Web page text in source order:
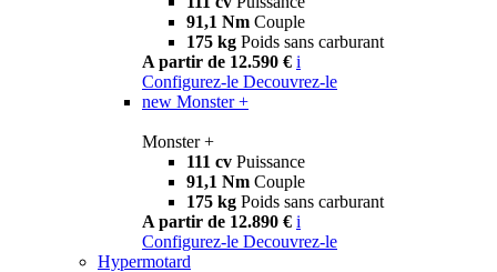
91,1 Nm Couple
175 kg Poids sans carburant
A partir de 12.590 € i
Configurez-le Decouvrez-le
new Monster +
Monster +
111 cv Puissance
91,1 Nm Couple
175 kg Poids sans carburant
A partir de 12.890 € i
Configurez-le Decouvrez-le
Hypermotard